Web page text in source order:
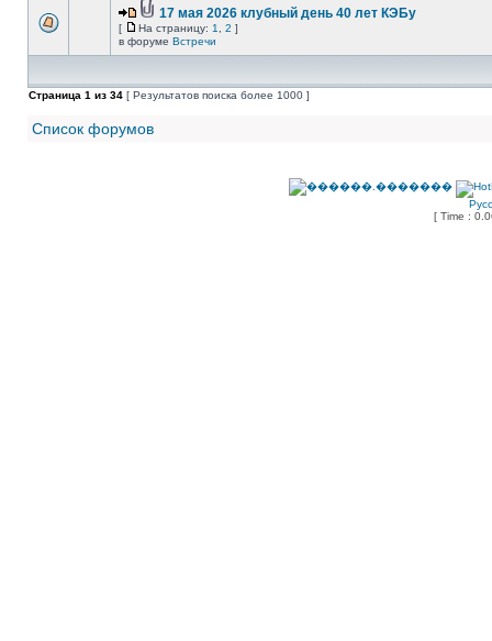
17 мая 2026 клубный день 40 лет КЭБу
[ На страницу: 1 2 ]
в форуме Встречи
Страница 1 из 34 [ Результатов поиска более 1000 ]
Список форумов
[ Time :